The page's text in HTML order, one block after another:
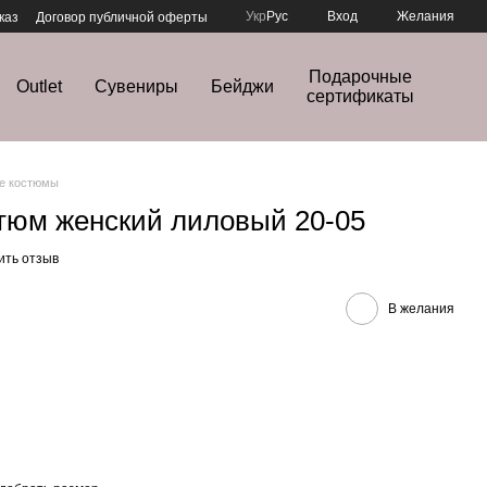
Договор публичной оферты
Укр Рус Вход Желания
Outlet Сувениры Бейджи
Подарочные
сертификаты
костюмы
женский лиловый 20-05
отзыв
В желания